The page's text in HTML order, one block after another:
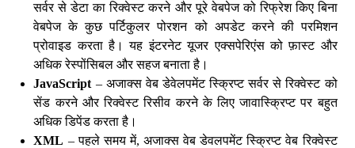
सर्वर से डेटा का रिक्वेस्ट करने और पूरे वेबपेज को रिफ्रेश किए बिना
वेबपेज के कुछ पर्टिकुलर पोरशन को अपडेट करने की परमिशन
प्रोवाइड करता है। यह इंटरनेट यूजर एक्सपेरिएंस को फ़ास्ट और
अधिक रेस्पोंसिबल और सहज बनाता है।
JavaScript – अजाक्स वेब डेवेलपमेंट स्क्रिप्ट सर्वर से रिक्वेस्ट को
सेंड करने और रिक्वेस्ट रिसीव करने के लिए जावास्क्रिप्ट पर बहुत
अधिक डिपेंड करता है।
XML – पहले समय में, अजाक्स वेब डेवलपमेंट स्क्रिप्ट वेब रिक्वेस्ट